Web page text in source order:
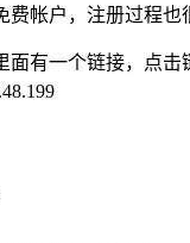
费帐户，注册过程
有一个链接，点击